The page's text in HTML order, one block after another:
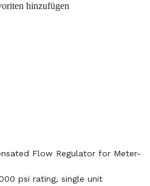
hinzufügen
Flow Regulator for Meter-
psi rating, single unit